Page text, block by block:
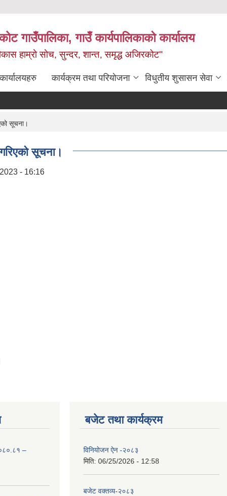
गाउँपालिका, गाउँ कार्यपालिकाको कार्यालय
हाम्रो सोच, सुन्दर, शान्त, समृद्ध अजिरकोट"
कार्यक्रम तथा परियोजना विधुतीय शुसासन सेवा
सूचना।
सूचना।
- 16:16
–
बजेट तथा कार्यक्रम
विनियोजन ऐन -२०८३
मिति: 06/25/2026 - 12:58
बजेट वक्तव्य-२०८३